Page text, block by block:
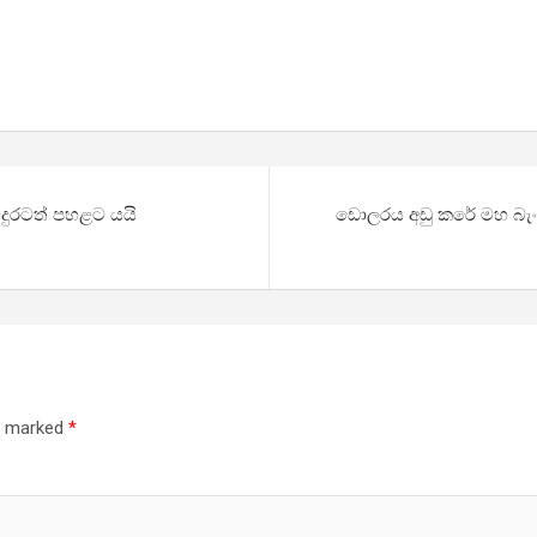
පහළට යයි ඩොලරය අඩු කරේ මහ
marked *